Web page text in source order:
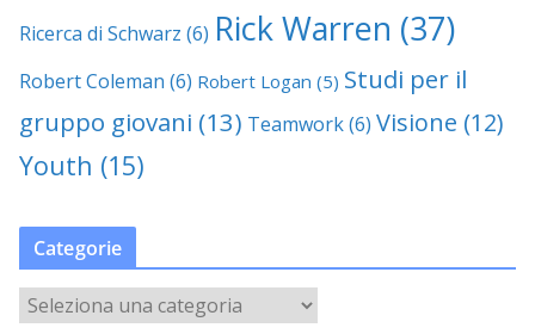
Ricerca di Schwarz (6) Rick Warren (37)
Robert Coleman (6) Robert Logan (5) Studi per il
gruppo giovani (13) Teamwork(6) Visione (12)
Youth (15)
Categorie